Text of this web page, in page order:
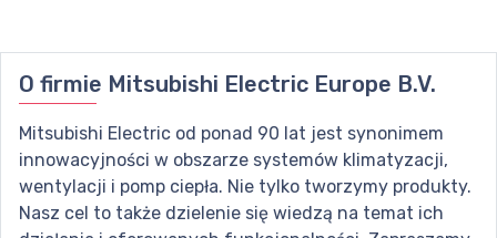
O firmie Mitsubishi Electric Europe B.V.
Mitsubishi Electric od ponad 90 lat jest synonimem
innowacyjności w obszarze systemów klimatyzacji,
wentylacji i pomp ciepła. Nie tylko tworzymy produkty.
Nasz cel to także dzielenie się wiedzą na temat ich